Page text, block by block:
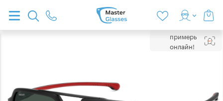
примерь
онлайн!